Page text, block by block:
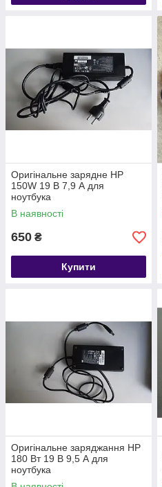
Оригінальне зарядне HP
150W 19 В 7,9 А для
ноутбука
В наявності
650 ₴
Купити
Оригінальне заряджання HP
180 Вт 19 В 9,5 А для
ноутбука